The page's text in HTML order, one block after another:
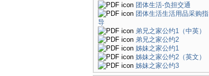
团体生活-负担交通
团体生活生活用品采购指
导
弟兄之家公约1（中英）
弟兄之家公约2
姊妹之家公约1
姊妹之家公约2（英文）
姊妹之家公约3